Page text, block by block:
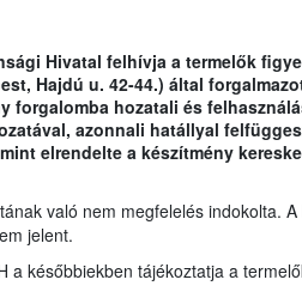
Hivatal felhívja a termelők
Hajdú u. 42-44.) által
forgalomba hozatali és
azonnali hatállyal
elrendelte a készítmény
való nem megfelelés indokolta.
jelent.
a későbbiekben tájékoztatja a